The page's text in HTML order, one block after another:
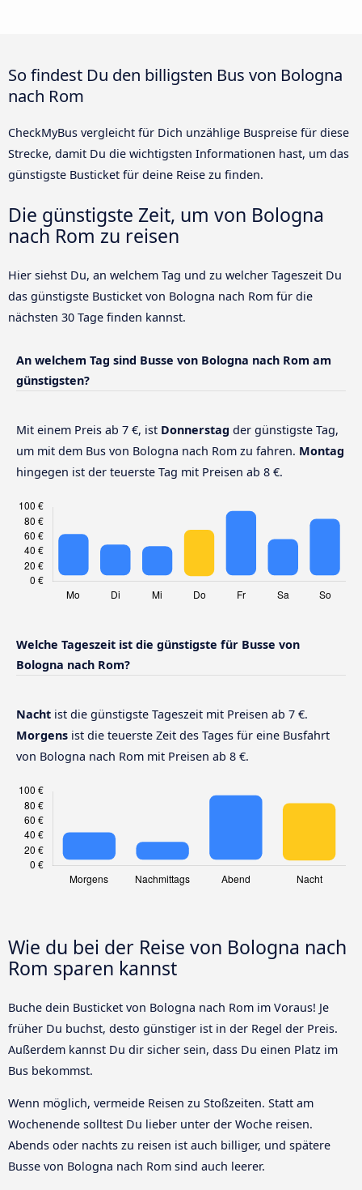
So findest Du den billigsten Bus von Bologna
nach Rom
CheckMyBus vergleicht für Dich unzählige Buspreise für diese
Strecke, damit Du die wichtigsten Informationen hast, um das
günstigste Busticket für deine Reise zu finden.
Die günstigste Zeit, um von Bologna
nach Rom zu reisen
Hier siehst Du, an welchem Tag und zu welcher Tageszeit Du
das günstigste Busticket von Bologna nach Rom für die
nächsten 30 Tage finden kannst.
An welchem Tag sind Busse von Bologna nach Rom am
günstigsten?
Mit einem Preis ab 7 €, ist Donnerstag der günstigste Tag,
um mit dem Bus von Bologna nach Rom zu fahren. Montag
hingegen ist der teuerste Tag mit Preisen ab 8 €.
Welche Tageszeit ist die günstigste für Busse von
Bologna nach Rom?
Nacht ist die günstigste Tageszeit mit Preisen ab 7 €.
Morgens ist die teuerste Zeit des Tages für eine Busfahrt
von Bologna nach Rom mit Preisen ab 8 €.
Wie du bei der Reise von Bologna nach
Rom sparen kannst
Buche dein Busticket von Bologna nach Rom im Voraus! Je
früher Du buchst, desto günstiger ist in der Regel der Preis.
Außerdem kannst Du dir sicher sein, dass Du einen Platz im
Bus bekommst.
Wenn möglich, vermeide Reisen zu Stoßzeiten. Statt am
Wochenende solltest Du lieber unter der Woche reisen.
Abends oder nachts zu reisen ist auch billiger, und spätere
Busse von Bologna nach Rom sind auch leerer.